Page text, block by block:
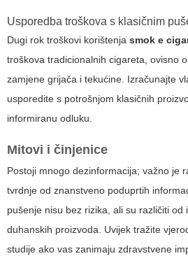
Usporedba troškova s klasičnim
Dugi rok troškovi korištenja smok e
troškova tradicionalnih cigareta, ovisno
zamjene grijača i tekućine. Izračunajte
usporedite s potrošnjom klasičnih
informiranu odluku.
Mitovi i činjenice
Postoji mnogo dezinformacija; važno je
tvrdnje od znanstveno poduprtih
pušenje nisu bez rizika, ali su različiti od
duhanskih proizvoda. Uvijek tražite
studije ako vas zanimaju zdravstvene